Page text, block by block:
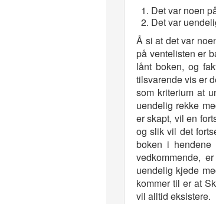
Det var noen
Det var
Å si at det var
på ventelisten er
lånt boken, og
tilsvarende vis er
som kriterium at
uendelig rekke
er skapt, vil en
og slik vil det
boken i
vedkommende,
uendelig kjede
kommer til er at
vil alltid eksistere.